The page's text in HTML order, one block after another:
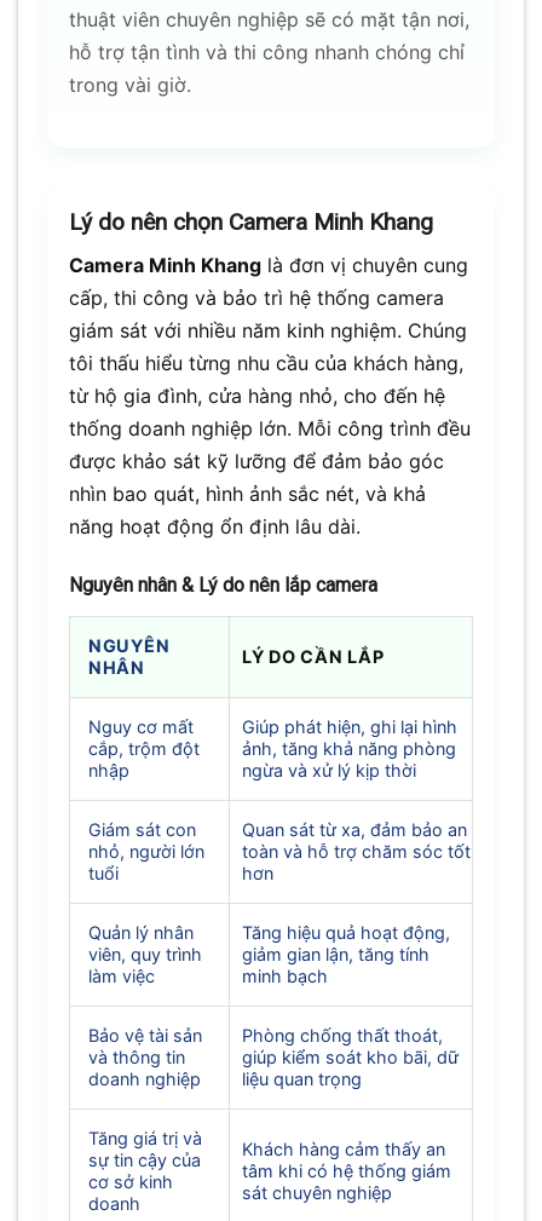
thuật viên chuyên nghiệp sẽ có mặt tận nơi,
hỗ trợ tận tình và thi công nhanh chóng chỉ
trong vài giờ.
Lý do nên chọn Camera Minh Khang
Camera Minh Khang là đơn vị chuyên cung
cấp, thi công và bảo trì hệ thống camera
giám sát với nhiều năm kinh nghiệm. Chúng
tôi thấu hiểu từng nhu cầu của khách hàng,
từ hộ gia đình, cửa hàng nhỏ, cho đến hệ
thống doanh nghiệp lớn. Mỗi công trình đều
được khảo sát kỹ lưỡng để đảm bảo góc
nhìn bao quát, hình ảnh sắc nét, và khả
năng hoạt động ổn định lâu dài.
Nguyên nhân & Lý do nên lắp camera
NGUYÊN
NHÂN
LÝ DO CẦN LẮP
Nguy cơ mất
cắp, trộm đột
nhập
Giúp phát hiện, ghi lại hình
ảnh, tăng khả năng phòng
ngừa và xử lý kịp thời
Giám sát con
nhỏ, người lớn
tuổi
Quan sát từ xa, đảm bảo an
toàn và hỗ trợ chăm sóc tốt
hơn
Quản lý nhân
viên, quy trình
làm việc
Tăng hiệu quả hoạt động,
giảm gian lận, tăng tính
minh bạch
Bảo vệ tài sản
và thông tin
doanh nghiệp
Phòng chống thất thoát,
giúp kiểm soát kho bãi, dữ
liệu quan trọng
Tăng giá trị và
sự tin cậy của
cơ sở kinh
doanh
Khách hàng cảm thấy an
tâm khi có hệ thống giám
sát chuyên nghiệp